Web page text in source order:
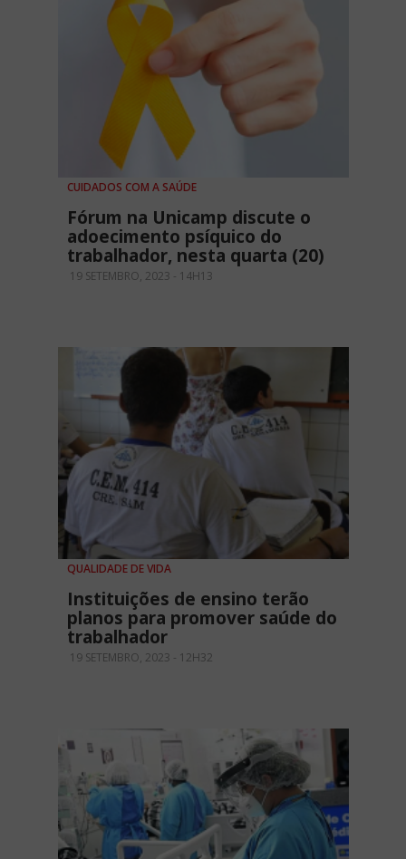
CUIDADOS COM A SAÚDE
Fórum na Unicamp discute o
adoecimento psíquico do
trabalhador, nesta quarta (20)
19 SETEMBRO, 2023 - 14H13
QUALIDADE DE VIDA
Instituições de ensino terão
planos para promover saúde do
trabalhador
19 SETEMBRO, 2023 - 12H32